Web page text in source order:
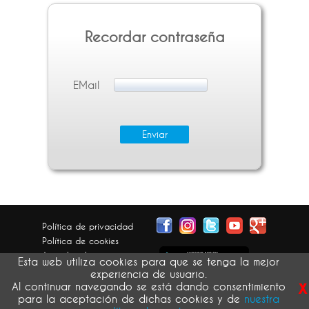
Esta web utiliza cookies para que se tenga la mejor
experiencia de usuario.
Al continuar navegando se está dando consentimiento
para la aceptación de dichas cookies y de nuestra
x
Recordar contraseña
EMail
Política de privacidad
Política de cookies
Aviso legal
Condiciones generales
Devolución pedidos
atribución de imágenes